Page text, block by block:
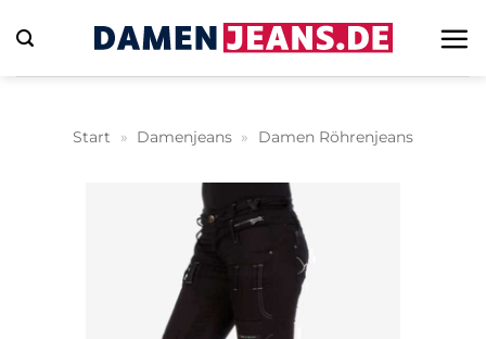
Inhalt
springen
Start » Damenjeans » Damen Röhrenjeans